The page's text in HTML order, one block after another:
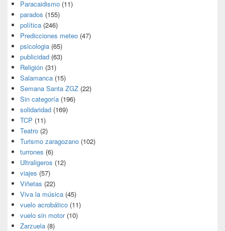
Paracaidismo (11)
parados (155)
política (246)
Predicciones meteo (47)
psicologia (65)
publicidad (63)
Religión (31)
Salamanca (15)
Semana Santa ZGZ (22)
Sin categoría (196)
solidaridad (169)
TCP (11)
Teatro (2)
Turismo zaragozano (102)
turrones (6)
Ultraligeros (12)
viajes (57)
Viñetas (22)
Viva la música (45)
vuelo acrobático (11)
vuelo sin motor(10)
Zarzuela (8)